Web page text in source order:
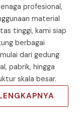
profesional,
material
tinggi, kami siap
berbagai
dari gedung
pabrik, hingga
skala besar.